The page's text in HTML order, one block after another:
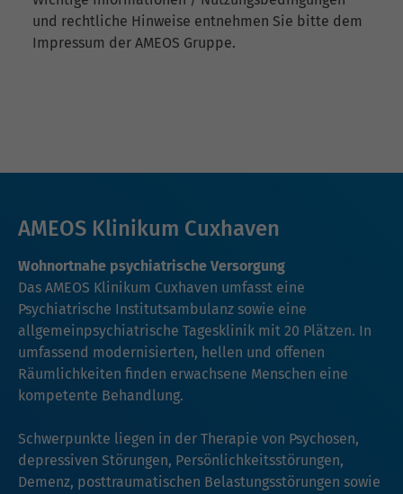
und rechtliche Hinweise entnehmen Sie bitte dem
Impressum der AMEOS Gruppe.
AMEOS Klinikum Cuxhaven
Wohnortnahe psychiatrische Versorgung
Das AMEOS Klinikum Cuxhaven umfasst eine
Psychiatrische Institutsambulanz sowie eine
allgemeinpsychiatrische Tagesklinik mit 20 Plätzen. In
umfassend modernisierten, hellen und offenen
Räumlichkeiten finden erwachsene Menschen eine
kompetente Behandlung.
Schwerpunkte liegen in der Therapie von Psychosen,
depressiven Störungen, Persönlichkeitsstörungen,
Demenz, posttraumatischen Belastungsstörungen sowie